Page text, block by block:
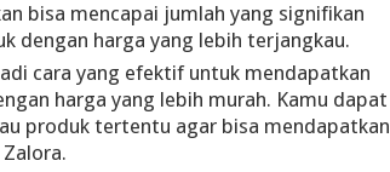
bisa mencapai jumlah yang signifikan
dengan harga yang lebih terjangkau.
cara yang efektif untuk mendapatkan
harga yang lebih murah. Kamu dapat
produk tertentu agar bisa mendapatkan